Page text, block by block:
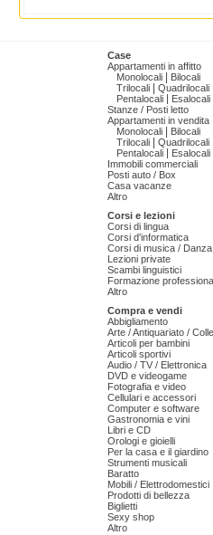
Case
Appartamenti in affitto
Monolocali
Bilocali
Trilocali
Quadrilocali
Pentalocali
Esalocali
Stanze / Posti letto
Appartamenti in vendita
Monolocali
Bilocali
Trilocali
Quadrilocali
Pentalocali
Esalocali
Immobili commerciali
Posti auto / Box
Casa vacanze
Altro
Corsi e lezioni
Corsi di lingua
Corsi d'informatica
Corsi di musica /
Lezioni private
Scambi linguistici
Formazione
Altro
Compra e vendi
Abbigliamento
Arte / Antiquariato /
Articoli per bambini
Articoli sportivi
Audio / TV / Elettronica
DVD e videogame
Fotografia e video
Cellulari e accessori
Computer e software
Gastronomia e vini
Libri e CD
Orologi e gioielli
Per la casa e il giardino
Strumenti musicali
Baratto
Mobili / Elettrodomestici
Prodotti di bellezza
Biglietti
Sexy shop
Altro